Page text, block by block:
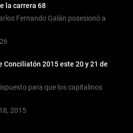
la carrera 68
Fernando Galán posesionó a
Conciliatón 2015 este 20 y 21 de
para que los capitalinos
2015